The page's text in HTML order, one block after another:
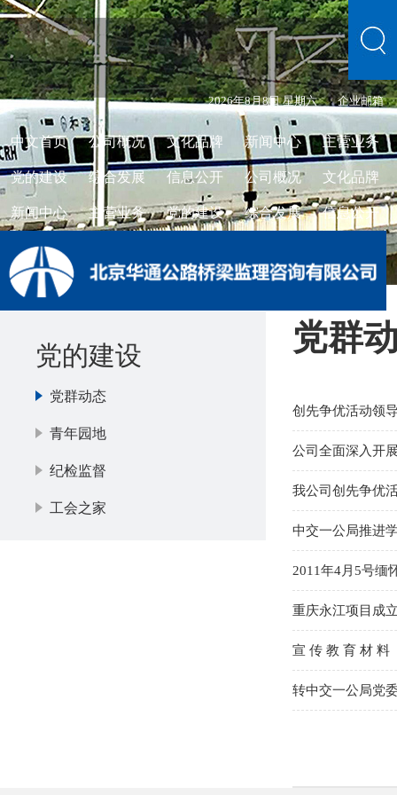
2026年8月8日 星期六 企业邮箱
中文首页 公司概况 文化品牌 新闻中心 主营业务
党的建设 综合发展 信息公开 公司概况 文化品牌
新闻中心 主营业务 党的建设 综合发展 信息公开
党的建设
党群动态
青年园地
纪检监督
工会之家
党群
创先争优活动领
公司全面深入开
我公司创先争优
中交一公局推进
2011年4月5号缅
重庆永江项目成
宣 传 教 育 材 料
转中交一公局党